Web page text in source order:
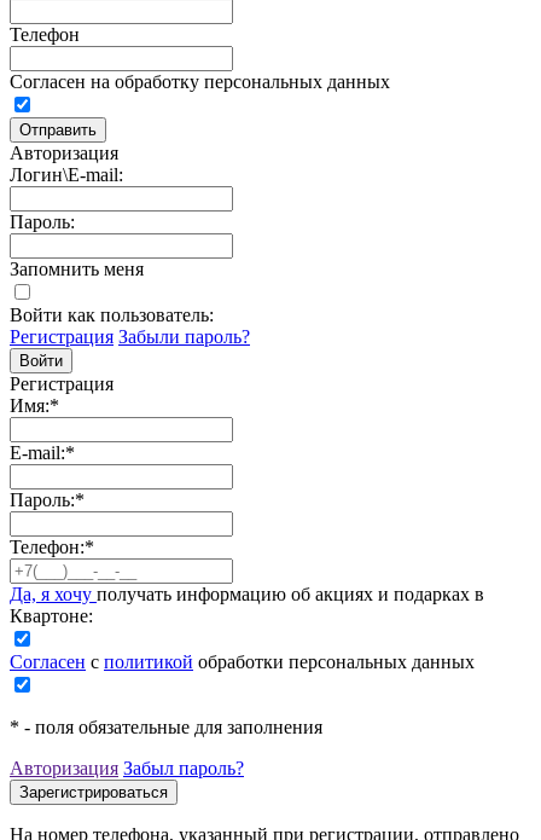
Телефон
Согласен на обработку персональных данных
Авторизация
Логин\E-mail:
Пароль:
Запомнить меня
Войти как пользователь:
Регистрация Забыли пароль?
Регистрация
Имя:*
E-mail:*
Пароль:*
Телефон:*
Да, я хочу получать информацию об акциях и подарках в
Квартоне:
Согласен с политикой обработки персональных данных
* - поля обязательные для заполнения
Авторизация Забыл пароль?
На номер телефона, указанный при регистрации, отправлено